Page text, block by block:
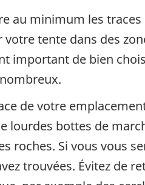
au minimum les
tente dans des
important de bien
de votre
bottes de
roches. Si vous vous
trouvées. Évitez de